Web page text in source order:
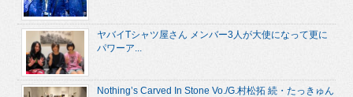
ヤバイTシャツ屋さん メンバー3人が大使になって更に
パワーア...
Nothing’s Carved In Stone Vo./G.村松拓 続・たっきゅん